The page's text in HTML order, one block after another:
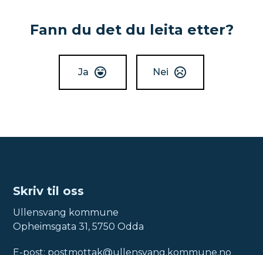
Fann du det du leita etter?
Ja Nei
Skriv til oss
Ullensvang kommune
Opheimsgata 31, 5750 Odda
E-post: postmottak@ullensvang.kommune.no